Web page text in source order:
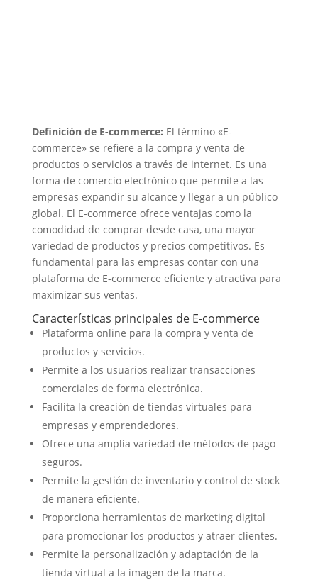
Definición de E-commerce: El término «E-
commerce» se refiere a la compra y venta de
productos o servicios a través de internet. Es una
forma de comercio electrónico que permite a las
empresas expandir su alcance y llegar a un público
global. El E-commerce ofrece ventajas como la
comodidad de comprar desde casa, una mayor
variedad de productos y precios competitivos. Es
fundamental para las empresas contar con una
plataforma de E-commerce eficiente y atractiva para
maximizar sus ventas.
Características principales de E-commerce
Plataforma online para la compra y venta de
productos y servicios.
Permite a los usuarios realizar transacciones
comerciales de forma electrónica.
Facilita la creación de tiendas virtuales para
empresas y emprendedores.
Ofrece una amplia variedad de métodos de pago
seguros.
Permite la gestión de inventario y control de stock
de manera eficiente.
Proporciona herramientas de marketing digital
para promocionar los productos y atraer clientes.
Permite la personalización y adaptación de la
tienda virtual a la imagen de la marca.